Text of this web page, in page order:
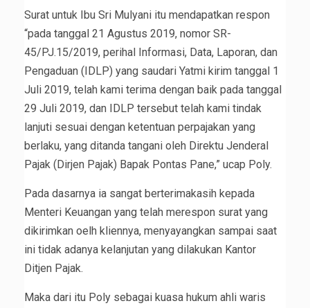
Surat untuk Ibu Sri Mulyani itu mendapatkan respon
“pada tanggal 21 Agustus 2019, nomor SR-
45/PJ.15/2019, perihal Informasi, Data, Laporan, dan
Pengaduan (IDLP) yang saudari Yatmi kirim tanggal 1
Juli 2019, telah kami terima dengan baik pada tanggal
29 Juli 2019, dan IDLP tersebut telah kami tindak
lanjuti sesuai dengan ketentuan perpajakan yang
berlaku, yang ditanda tangani oleh Direktu Jenderal
Pajak (Dirjen Pajak) Bapak Pontas Pane,” ucap Poly.
Pada dasarnya ia sangat berterimakasih kepada
Menteri Keuangan yang telah merespon surat yang
dikirimkan oelh kliennya, menyayangkan sampai saat
ini tidak adanya kelanjutan yang dilakukan Kantor
Ditjen Pajak.
Maka dari itu Poly sebagai kuasa hukum ahli waris